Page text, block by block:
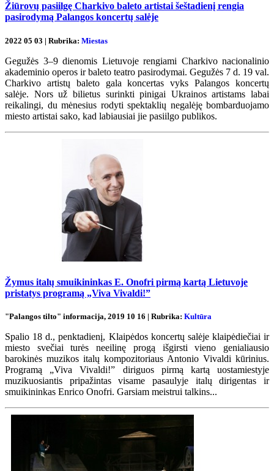
Žiūrovų pasiilgę Charkivo baleto artistai šeštadienį rengia
pasirodymą Palangos koncertų salėje
2022 05 03 | Rubrika: Miestas
Gegužės 3–9 dienomis Lietuvoje rengiami Charkivo nacionalinio
akademinio operos ir baleto teatro pasirodymai. Gegužės 7 d. 19 val.
Charkivo artistų baleto gala koncertas vyks Palangos koncertų
salėje. Nors už bilietus surinkti pinigai Ukrainos artistams labai
reikalingi, du mėnesius rodyti spektaklių negalėję bombarduojamo
miesto artistai sako, kad labiausiai jie pasiilgo publikos.
Žymus italų smuikininkas E. Onofri pirmą kartą Lietuvoje
pristatys programą „Viva Vivaldi!”
"Palangos tilto" informacija, 2019 10 16 | Rubrika: Kultūra
Spalio 18 d., penktadienį, Klaipėdos koncertų salėje klaipėdiečiai ir
miesto svečiai turės neeilinę progą išgirsti vieno genialiausio
barokinės muzikos italų kompozitoriaus Antonio Vivaldi kūrinius.
Programą „Viva Vivaldi!” diriguos pirmą kartą uostamiestyje
muzikuosiantis pripažintas visame pasaulyje italų dirigentas ir
smuikininkas Enrico Onofri. Garsiam meistrui talkins...